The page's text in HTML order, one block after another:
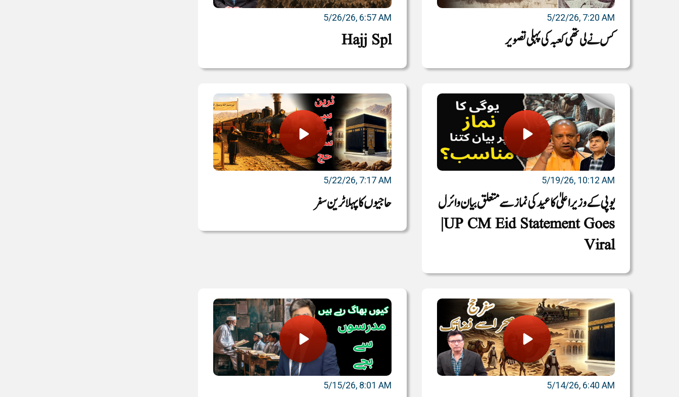
5/26/26, 6:57 AM
Hajj Spl
5/22/26, 7:20 AM
کس نے لی تھی کعبہ کی پہلی تصویر
5/22/26, 7:17 AM
حاجیوں کا پہلا ٹرین سفر
5/19/26, 10:12 AM
یوپی کے وزیراعلیٰ کا عید کی نماز سے متعلق بیان وائرل
| UP CM Eid Statement Goes
Viral
5/15/26, 8:01 AM 5/14/26, 6:40 AM